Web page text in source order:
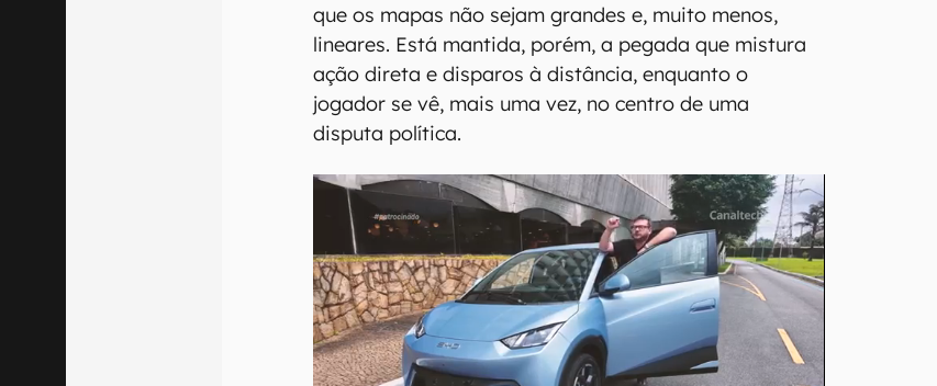
que os mapas não sejam grandes e, muito menos,
lineares. Está mantida, porém, a pegada que mistura
ação direta e disparos à distância, enquanto o
jogador se vê, mais uma vez, no centro de uma
disputa política.